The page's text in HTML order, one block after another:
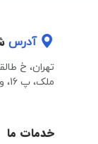
آدرس
تهران، خ
ملک، پ 16، واحد 2
خدمات ما